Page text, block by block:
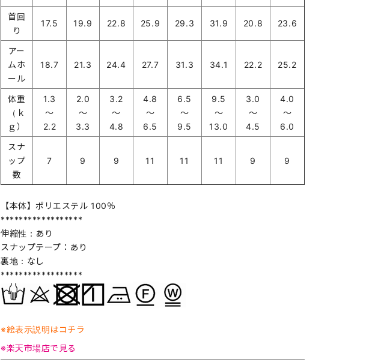
首回
り
17.5 19.9 22.8 25.9 29.3 31.9 20.8 23.6
アー
ムホ
ール
18.7 21.3 24.4 27.7 31.3 34.1 22.2 25.2
体重
（ｋ
ｇ）
1.3
～
2.2
2.0
～
3.3
3.2
～
4.8
4.8
～
6.5
6.5
～
9.5
9.5
～
13.0
3.0
～
4.5
4.0
～
6.0
スナ
ップ
数
7 9 9 11 11 11 9 9
【本体】ポリエステル 100％
******************
伸縮性：あり
スナップテープ：あり
裏地：なし
******************
※絵表示説明はコチラ
※楽天市場店で見る